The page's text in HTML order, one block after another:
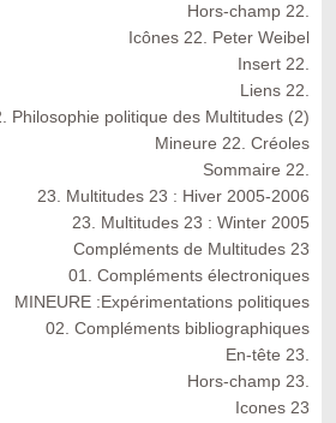
Hors-champ 22.
Icônes 22. Peter Weibel
Insert 22.
Liens 22.
Philosophie politique des Multitudes (2)
Mineure 22. Créoles
Sommaire 22.
23. Multitudes 23 : Hiver 2005-2006
23. Multitudes 23 : Winter 2005
Compléments de Multitudes 23
01. Compléments électroniques
MINEURE :Expérimentations politiques
02. Compléments bibliographiques
En-tête 23.
Hors-champ 23.
Icones 23